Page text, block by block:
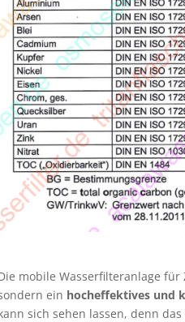
mobile Wasserfilteranlage
ein hocheffektives und
sich sehen lassen, denn